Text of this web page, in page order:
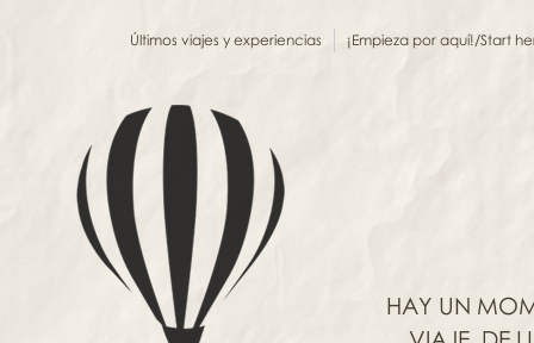
Últimos viajes y experiencias ¡Empieza por aquí!/Start
HAY UN